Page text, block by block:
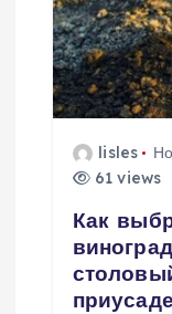
з
а
lisles
61 views
Как